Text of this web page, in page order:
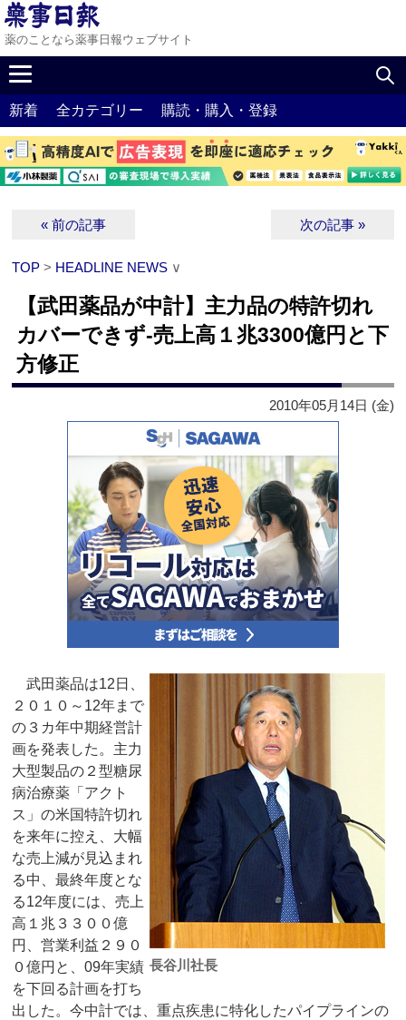
薬のことなら薬事日報ウェブサイト
新着 全カテゴリー 購読・購入・登録
« 前の記事 次の記事 »
TOP > HEADLINE NEWS ∨
【武田薬品が中計】主力品の特許切れ
カバーできず‐売上高１兆3300億円と下
方修正
2010年05月14日 (金)
長谷川社長
武田薬品は12日、
２０１０～12年まで
の３カ年中期経営計
画を発表した。主力
大型製品の２型糖尿
病治療薬「アクト
ス」の米国特許切れ
を来年に控え、大幅
な売上減が見込まれ
る中、最終年度とな
る12年度には、売上
高１兆３３００億
円、営業利益２９０
０億円と、09年実績
を下回る計画を打ち
出した。今中計では、重点疾患に特化したパイプラインの